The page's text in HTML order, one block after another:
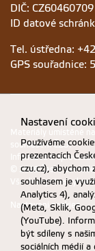
DIČ: CZ60460709
ID datové
Tel. ústředna:
GPS souřadnice:
souhlasem ČZU.
Informace o
© 2026 Česká
Všechna práva
Nastavení cookies
Nastavení
Používáme
prezentacích
czu.cz), abychom
souhlasem je
Analytics 4),
(Meta, Sklik,
(YouTube).
být sdíleny s
sociálních médií